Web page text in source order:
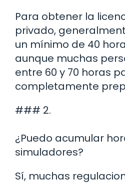
Para obtener la
privado,
un mínimo de 40
aunque muchas
entre 60 y 70 horas
completamente
### 2.
¿Puedo acumular
simuladores?
Sí, muchas